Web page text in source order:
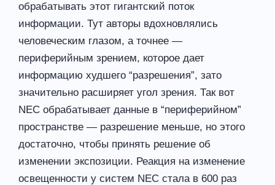
обрабатывать этот гигантский поток
информации. Тут авторы вдохновлялись
человеческим глазом, а точнее —
периферийным зрением, которое дает
информацию худшего “разрешения”, зато
значительно расширяет угол зрения. Так вот
NEC обрабатывает данные в “периферийном”
пространстве — разрешение меньше, но этого
достаточно, чтобы принять решение об
изменении экспозиции. Реакция на изменение
освещенности у систем NEC стала в 600 раз